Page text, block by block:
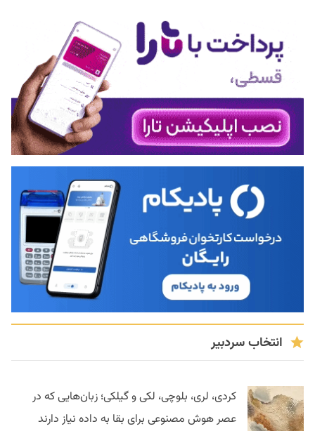
انتخاب سردبیر
کردی، لری، بلوچی، لکی و گیلکی؛ زبان‌هایی که در
عصر هوش مصنوعی برای بقا به داده نیاز دارند